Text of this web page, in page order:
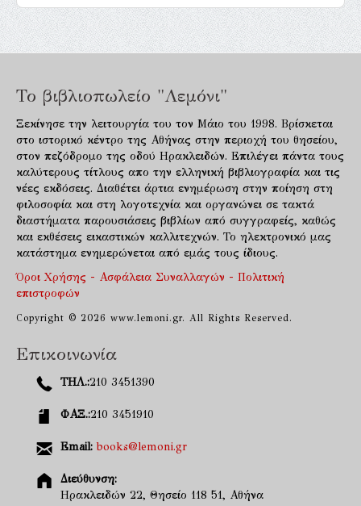
Το βιβλιοπωλείο "Λεμόνι"
Ξεκίνησε την λειτουργία του τον Μάιο του 1998. Βρίσκεται
στο ιστορικό κέντρο της Αθήνας στην περιοχή του θησείου,
στον πεζόδρομο της οδού Ηρακλειδών. Επιλέγει πάντα τους
καλύτερους τίτλους απο την ελληνική βιβλιογραφία και τις
νέες εκδόσεις. Διαθέτει άρτια ενημέρωση στην ποίηση στη
φιλοσοφία και στη λογοτεχνία και οργανώνει σε τακτά
διαστήματα παρουσιάσεις βιβλίων από συγγραφείς, καθώς
και εκθέσεις εικαστικών καλλιτεχνών. Το ηλεκτρονικό μας
κατάστημα ενημερώνεται από εμάς τους ίδιους.
Όροι Χρήσης - Ασφάλεια Συναλλαγών - Πολιτική
επιστροφών
Copyright © 2026 www.lemoni.gr. All Rights Reserved.
Επικοινωνία
ΤΗΛ.:210 3451390
ΦΑΞ.:210 3451910
Email: books@lemoni.gr
Διεύθυνση:
Ηρακλειδών 22, Θησείο 118 51, Αθήνα